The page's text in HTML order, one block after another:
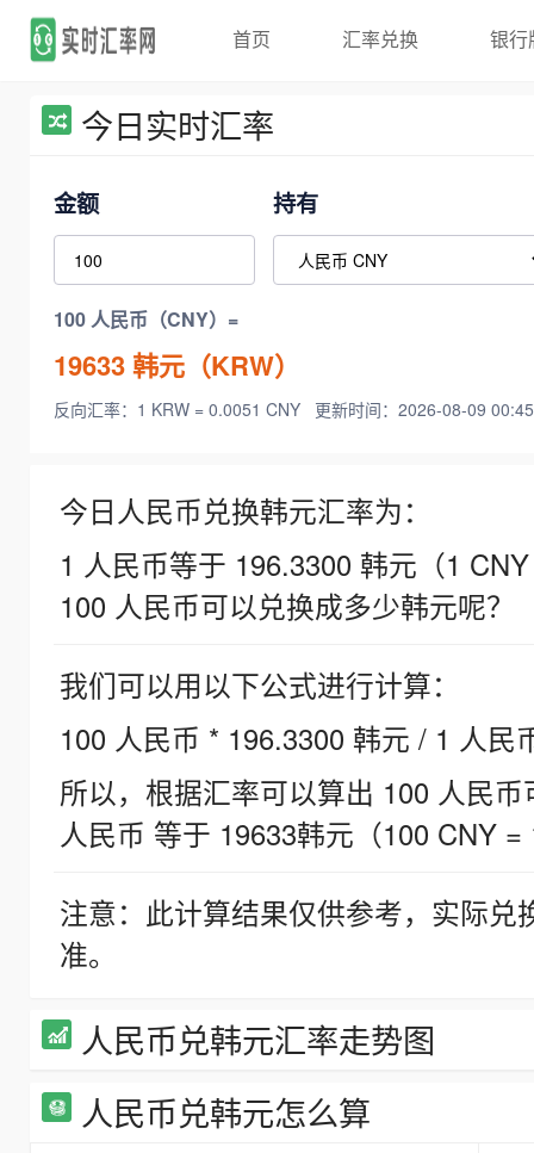
首页 汇率兑换 银行
今日实时汇率
金额 持有
100 人民币（CNY）=
19633韩元（KRW）
反向汇率：1 KRW = 0.0051 CNY 更新时间：2026-08-09
今日人民币兑换韩元汇率为：
1 人民币等于 196.3300 韩元（1
100 人民币可以兑换成多少韩元呢？
我们可以用以下公式进行计算：
100 人民币 * 196.3300 韩元 / 1 人民
所以，根据汇率可以算出 100 人民
人民币 等于 19633韩元（100 CNY =
注意：此计算结果仅供参考，实际
准。
人民币兑韩元汇率走势图
人民币兑韩元怎么算